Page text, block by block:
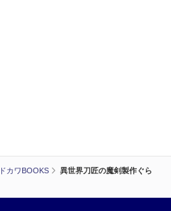
カワBOOKS
異世界刀匠の魔剣製作ぐら